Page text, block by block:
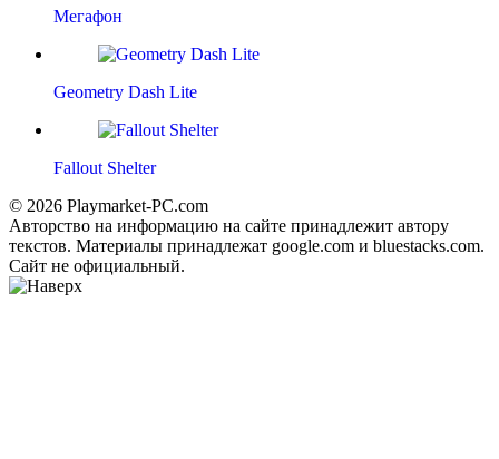
Мегафон
Geometry Dash Lite
Fallout Shelter
© 2026 Playmarket-PC.com
Авторство на информацию на сайте принадлежит автору
текстов. Материалы принадлежат google.com и bluestacks.com.
Сайт не официальный.